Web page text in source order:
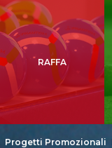
RAFFA
Progetti Promozionali